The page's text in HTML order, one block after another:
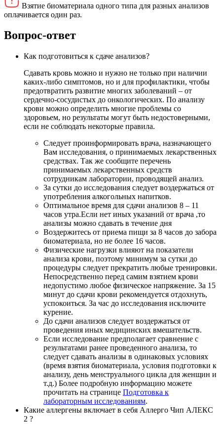
Взятие биоматериала одного типа для разных анализов
оплачивается один раз.
Вопрос-ответ
Как подготовиться к сдаче анализов?
Сдавать кровь можно и нужно не только при наличии
каких-либо симптомов, но и для профилактики, чтобы
предотвратить развитие многих заболеваний – от
сердечно-сосудистых до онкологических. По анализу
крови можно определить многие проблемы со
здоровьем, но результаты могут быть недостоверными,
если не соблюдать некоторые правила.
Следует проинформировать врача, назначающего
Вам исследования, о принимаемых лекарственных
средствах. Так же сообщите перечень
принимаемых лекарственных средств
сотрудникам лаборатории, проводящей анализ.
За сутки до исследования следует воздержаться от
употребления алкогольных напитков.
Оптимальное время для сдачи анализов 8 – 11
часов утра.Если нет иных указаний от врача ,то
анализы можно сдавать в течение дня
Воздержитесь от приема пищи за 8 часов до забора
биоматериала, но не более 16 часов.
Физические нагрузки влияют на показатели
анализа крови, поэтому минимум за сутки до
процедуры следует прекратить любые тренировки.
Непосредственно перед самим взятием крови
недопустимо любое физическое напряжение. За 15
минут до сдачи крови рекомендуется отдохнуть,
успокоиться. За час до исследования исключите
курение.
До сдачи анализов следует воздержаться от
проведения иных медицинских вмешательств.
Если исследование предполагает сравнение с
результатами ранее проведенного анализа, то
следует сдавать анализы в одинаковых условиях
(время взятия биоматериала, условия подготовки к
анализу, день менструального цикла для женщин и
т.д.) Более подробную информацию можете
прочитать на странице Подготовка к
лабораторным исследованиям.
Какие аллергены включает в себя Аллерго Чип АЛЕКС
2 ?